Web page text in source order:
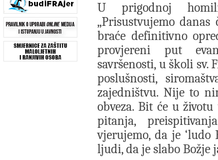
U prigodnoj
„Prisustvujemo
braće definitivno
provjereni put
savršenosti, u školi sv.
poslušnosti,
zajedništvu. Nije to
obveza. Bit će u
pitanja,
vjerujemo, da je
ljudi, da je slabo Božje